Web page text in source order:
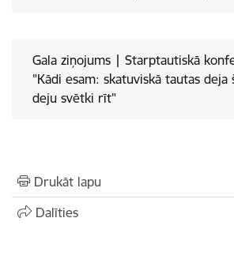
Gala ziņojums | Starptautiskā
"Kādi esam: skatuviskā tautas deja
deju svētki rīt"
Drukāt lapu
Dalīties